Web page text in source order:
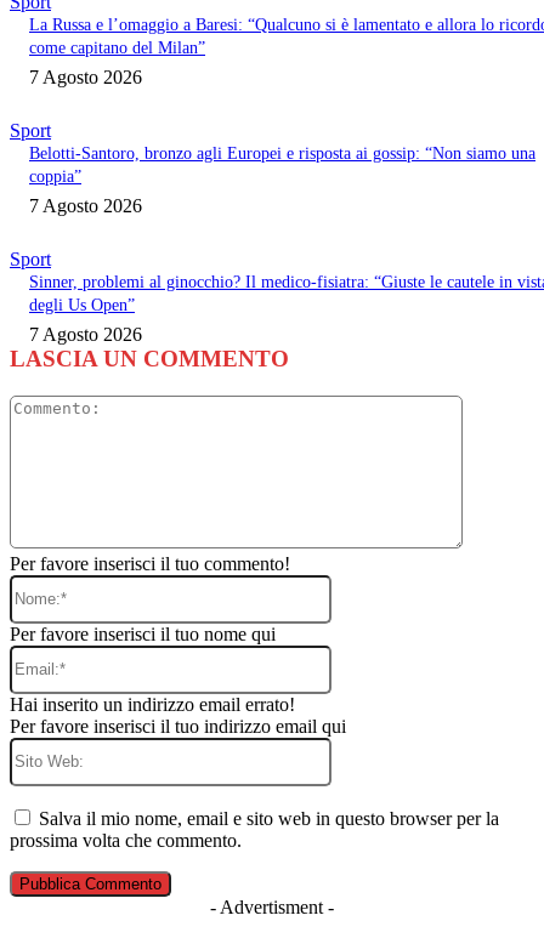
La Russa e l’omaggio a Baresi: “Qualcuno si è lamentato e allora lo
come capitano del Milan”
7 Agosto 2026
Sport
Belotti-Santoro, bronzo agli Europei e risposta ai gossip: “Non siamo una
coppia”
7 Agosto 2026
Sport
Sinner, problemi al ginocchio? Il medico-fisiatra: “Giuste le cautele in
degli Us Open”
7 Agosto 2026
LASCIA UN COMMENTO
Per favore inserisci il tuo commento!
Nome:*
Per favore inserisci il tuo nome qui
Email:*
Hai inserito un indirizzo email errato!
Per favore inserisci il tuo indirizzo email qui
Sito
Salva il mio nome, email e sito web in questo browser per la
prossima volta che commento.
- Advertisment -